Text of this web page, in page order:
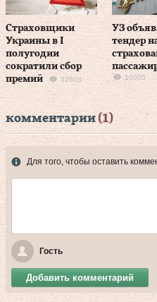
Страховщики
Украины в І
полугодии
сократили сбор
премий
32603
УЗ
тендер
10005
комментарии (1)
Для того, чтобы оставить
Гость
Добавить комментарий